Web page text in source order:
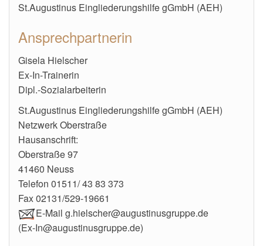
St.Augustinus Eingliederungshilfe gGmbH (AEH)
Ansprechpartnerin
Gisela Hielscher
Ex-In-Trainerin
Dipl.-Sozialarbeiterin
St.Augustinus Eingliederungshilfe gGmbH (AEH)
Netzwerk Oberstraße
Hausanschrift:
Oberstraße 97
41460 Neuss
Telefon 01511/ 43 83 373
Fax 02131/529-19661
E-Mail g.hielscher@augustinusgruppe.de
(Ex-In@augustinusgruppe.de)